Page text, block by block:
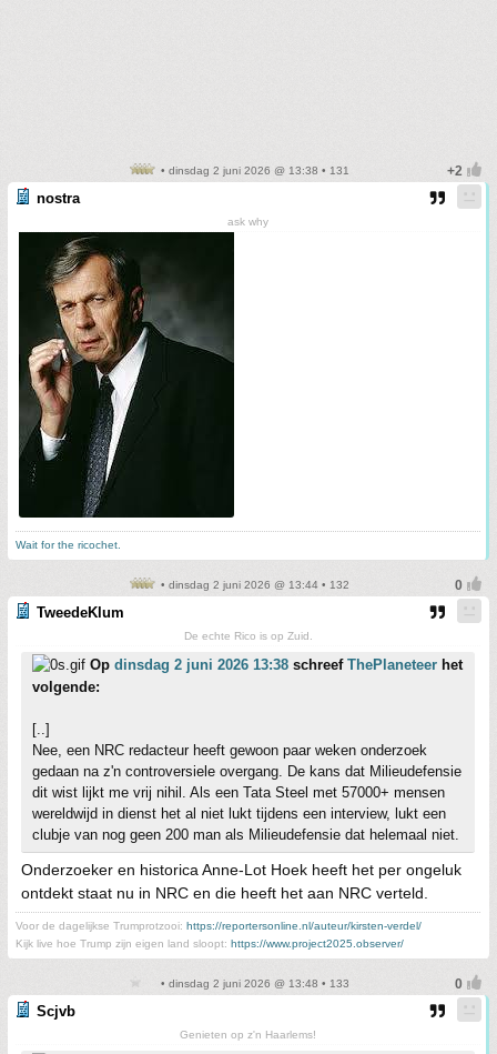
• dinsdag 2 juni 2026 @ 13:38 • 131
nostra
ask why
Wait for the ricochet.
• dinsdag 2 juni 2026 @ 13:44 • 132
TweedeKlum
De echte Rico is op Zuid.
Op dinsdag 2 juni 2026 13:38 schreef ThePlaneteer het
volgende:
[..]
Nee, een NRC redacteur heeft gewoon paar weken onderzoek
gedaan na z'n controversiele overgang. De kans dat Milieudefensie
dit wist lijkt me vrij nihil. Als een Tata Steel met 57000+ mensen
wereldwijd in dienst het al niet lukt tijdens een interview, lukt een
clubje van nog geen 200 man als Milieudefensie dat helemaal niet.
Onderzoeker en historica Anne-Lot Hoek heeft het per ongeluk
ontdekt staat nu in NRC en die heeft het aan NRC verteld.
Voor de dagelijkse Trumprotzooi: https://reportersonline.nl/auteur/kirsten-verdel/
Kijk live hoe Trump zijn eigen land sloopt: https://www.project2025.observer/
• dinsdag 2 juni 2026 @ 13:48 • 133
Scjvb
Genieten op z'n Haarlems!